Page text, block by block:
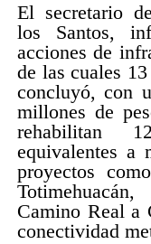
El secretario
los Santos,
acciones de
de las cuales
concluyó, con
millones de
rehabilitan
equivalentes a
proyectos
Camino Real a
conectividad